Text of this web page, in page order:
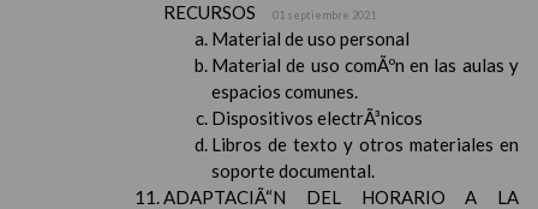
RECURSOS
01 septiembre 2021
Material de uso personal
Material de uso comÃºn en las aulas y
espacios comunes.
Dispositivos electrÃ³nicos
Libros de texto y otros materiales en
soporte documental.
ADAPTACIÃ“N DEL HORARIO A LA